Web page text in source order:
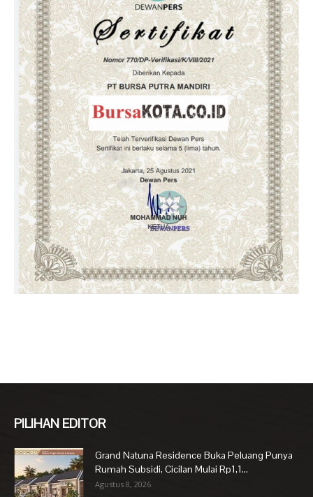
PILIHAN EDITOR
Grand Natuna Residence Buka Peluang Punya
Rumah Subsidi, Cicilan Mulai Rp1,1...
Agustus 8, 2026